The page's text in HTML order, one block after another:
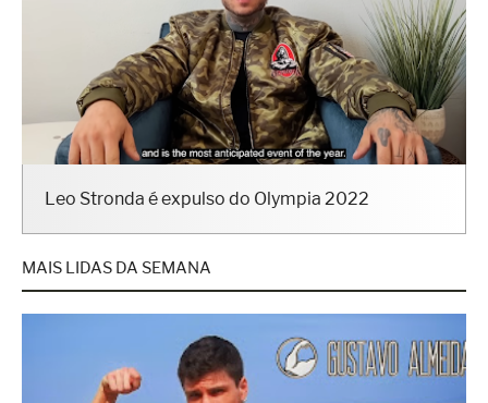
Leo Stronda é expulso do Olympia 2022
MAIS LIDAS DA SEMANA